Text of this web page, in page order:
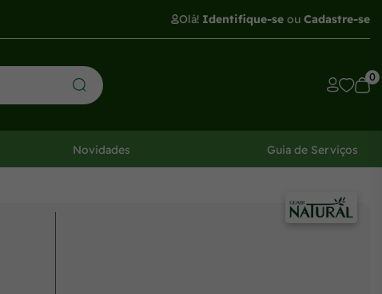
Olá! Identifique-se ou Cadastre-se
0
Novidades Guia de Serviços